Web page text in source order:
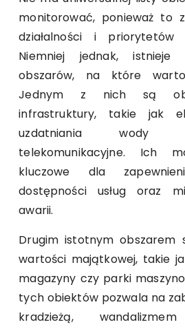
monitorować, ponieważ to
działalności i priorytetów
Niemniej jednak, istnieje
obszarów, na które
Jednym z nich są
infrastruktury, takie jak
uzdatniania wody
telekomunikacyjne. Ich
kluczowe dla
dostępności usług oraz
awarii.
Drugim istotnym obszarem
wartości majątkowej, takie
magazyny czy parki
tych obiektów pozwala na
kradzieżą,